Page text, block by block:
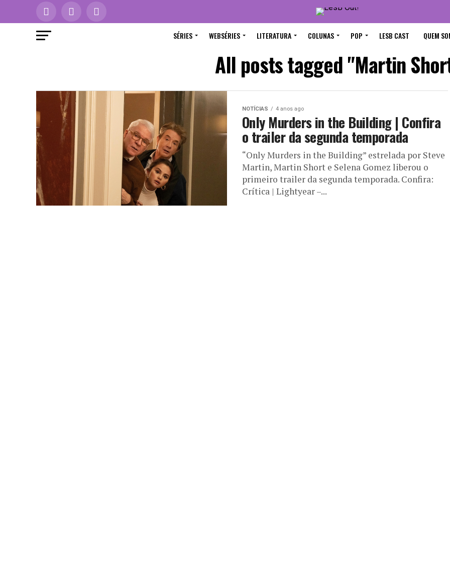
SÉRIES WEBSÉRIES LITERATURA COLUNAS POP LESB CAST QUEM
All posts tagged "Martin
NOTÍCIAS 4 anos ago
Only Murders in the Building | Confira
o trailer da segunda temporada
“Only Murders in the Building” estrelada por Steve
Martin, Martin Short e Selena Gomez liberou o
primeiro trailer da segunda temporada. Confira:
Crítica | Lightyear –...